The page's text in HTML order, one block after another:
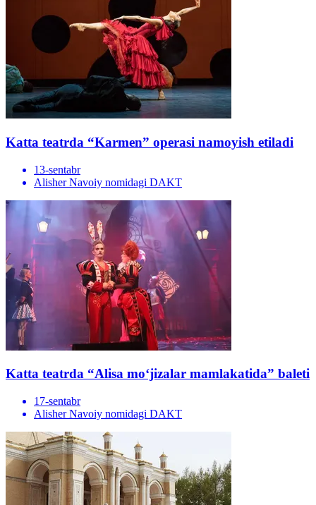
Katta teatrda “Karmen” operasi namoyish etiladi
13-sentabr
Alisher Navoiy nomidagi DAKT
Katta teatrda “Alisa mo‘jizalar mamlakatida” baleti
17-sentabr
Alisher Navoiy nomidagi DAKT